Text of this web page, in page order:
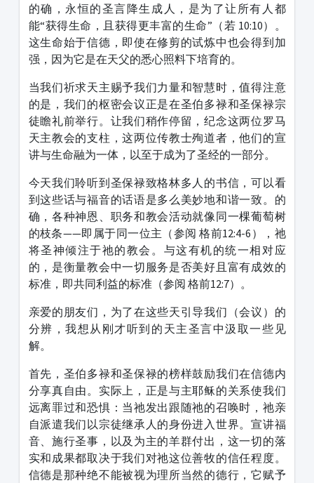
的确，永恒的圣言降生成人，是为了让所有人都
能“获得生命，且获得更丰富的生命”（若 10:10）。
这生命始于信德，即使在修剪的试炼中也会得到加
强，因为它是在天父的悉心照料下培育的。
当我们祈求天主赐予我们力量和智慧时，值得注意
的是，我们的枢密会议正是在圣伯多禄和圣保禄宗
徒瞻礼前举行。让我们稍作停留，纪念这两位罗马
天主教会的支柱，这两位传教士殉道者，他们的宣
讲与生命融为一体，以至于成为了圣经的一部分。
今天我们聆听到圣保禄致格林多人的书信，可以看
到这些话与福音的话语是多么美妙地和谐一致。的
确，各种神恩、职务和教会活动就像同一棵葡萄树
的枝条——即属于同一位主（参阅 格前12:4-6），祂
将圣神倾注于祂的教会。与这有机的统一相对应
的，是衡量教会中一切服务是否美好且富有成效的
标准，即共同利益的标准（参阅 格前12:7）。
亲爱的朋友们，为了在这些天引导我们（会议）的
分辨，我想从刚才听到的天主圣言中汲取一些见
解。
首先，圣伯多禄和圣保禄的榜样鼓励我们在信德内
分享真自由。实际上，正是与主耶稣的关系使我们
远离罪过和恐惧：当祂发出跟随祂的召唤时，祂亲
自派遣我们以宗徒继承人的身份进入世界。宣讲福
音、施行圣事，以及为主的羊群付出，这一切的落
实和成果都取决于我们对祂这位善牧的信任程度。
信德是那种绝不能被视为理所当然的德行，它赋予